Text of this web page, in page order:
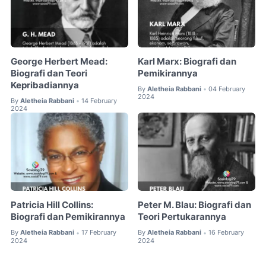
George Herbert Mead:
Biografi dan Teori
Kepribadiannya
By Aletheia Rabbani • 14 February
2024
Karl Marx: Biografi dan
Pemikirannya
By Aletheia Rabbani • 04 February
2024
Patricia Hill Collins:
Biografi dan Pemikirannya
By Aletheia Rabbani • 17 February
2024
Peter M. Blau: Biografi dan
Teori Pertukarannya
By Aletheia Rabbani • 16 February
2024